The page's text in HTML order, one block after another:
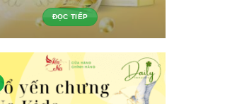
ĐỌC TIẾP